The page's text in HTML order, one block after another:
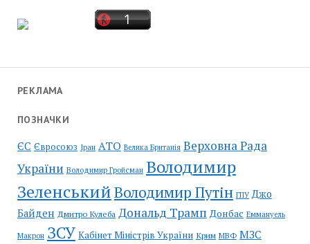
РЕКЛАМА
ПОЗНАЧКИ
ЄС Євросоюз Іран АТО Велика Британія Верховна Рада
України Володимир Гройсман Володимир
ЗеленськийВолодимир Путін ГПУ Джо
Байден Дмитро Кулеба Дональд Трамп Донбас Еммануель
Макрон ЗСУ Кабінет Міністрів України Крим МВФ МЗС